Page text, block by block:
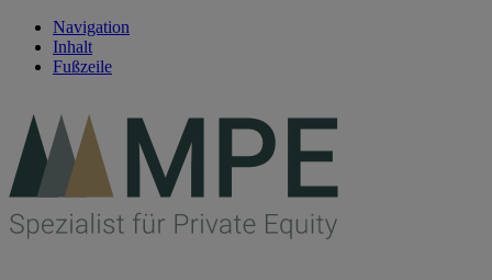
Navigation
Inhalt
Fußzeile